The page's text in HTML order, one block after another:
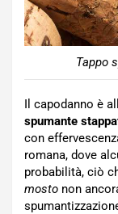
Tappo
Il capodanno è
spumante
con
romana, dove
probabilità, ciò
mosto non